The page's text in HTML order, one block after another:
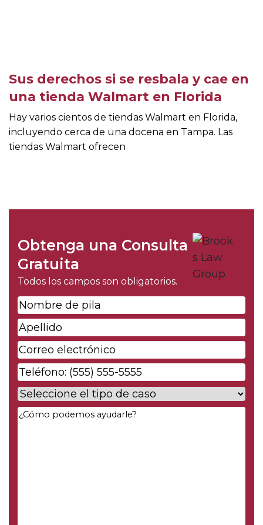
Sus derechos si se resbala y cae en
una tienda Walmart en Florida
Hay varios cientos de tiendas Walmart en Florida,
incluyendo cerca de una docena en Tampa. Las
tiendas Walmart ofrecen
Obtenga una Consulta
Gratuita
Todos los campos son obligatorios.
Nombre
de
pila*
Apellido*
Correo
electrónico*
Phone*
Case
Type*
Your